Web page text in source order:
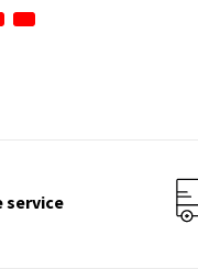
service